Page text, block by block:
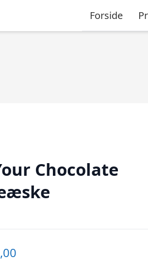
Forside
Chocolate